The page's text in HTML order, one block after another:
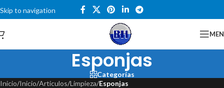
Skip to navigation
Skip to main content
Esponjas
Categorías
Inicio/Inicio/Articulos/Limpieza/Esponjas